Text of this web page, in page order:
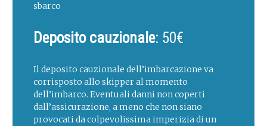
sbarco
Deposito cauzionale: 50€
Il deposito cauzionale dell’imbarcazione va
corrisposto allo skipper al momento
dell’imbarco. Eventuali danni non coperti
dall’assicurazione, a meno che non siano
provocati da colpevolissima imperizia di un